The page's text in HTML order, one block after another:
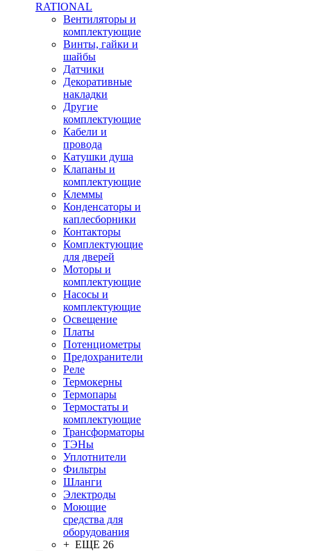
RATIONAL
Вентиляторы и
комплектующие
Винты, гайки и
шайбы
Датчики
Декоративные
накладки
Другие
комплектующие
Кабели и
провода
Катушки душа
Клапаны и
комплектующие
Клеммы
Конденсаторы и
каплесборники
Контакторы
Комплектующие
для дверей
Моторы и
комплектующие
Насосы и
комплектующие
Освещение
Платы
Потенциометры
Предохранители
Реле
Термокерны
Термопары
Термостаты и
комплектующие
Трансформаторы
ТЭНы
Уплотнители
Фильтры
Шланги
Электроды
Моющие
средства для
оборудования
+ ЕЩЕ 26